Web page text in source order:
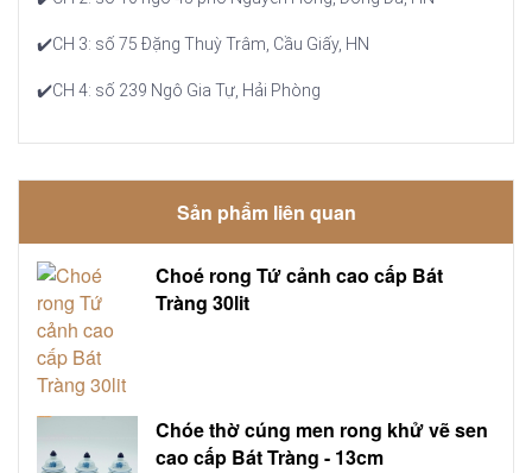
✔️CH 3: số 75 Đặng Thuỳ Trâm, Cầu Giấy, HN
✔️CH 4: số 239 Ngô Gia Tự, Hải Phòng
Sản phẩm liên quan
Choé rong Tứ cảnh cao cấp Bát
Tràng 30lit
Chóe thờ cúng men rong khử vẽ sen
cao cấp Bát Tràng - 13cm